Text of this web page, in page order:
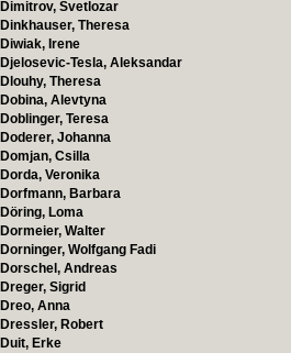
Dimitrov, Svetlozar
Dinkhauser, Theresa
Diwiak, Irene
Djelosevic-Tesla, Aleksandar
Dlouhy, Theresa
Dobina, Alevtyna
Doblinger, Teresa
Doderer, Johanna
Domjan, Csilla
Dorda, Veronika
Dorfmann, Barbara
Döring, Loma
Dormeier, Walter
Dorninger, Wolfgang Fadi
Dorschel, Andreas
Dreger, Sigrid
Dreo, Anna
Dressler, Robert
Duit, Erke